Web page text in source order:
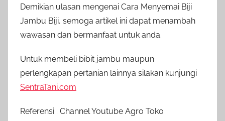
Demikian ulasan mengenai Cara Menyemai Biji
Jambu Biji, semoga artikel ini dapat menambah
wawasan dan bermanfaat untuk anda.
Untuk membeli bibit jambu maupun
perlengkapan pertanian lainnya silakan kunjungi
SentraTani.com
Referensi : Channel Youtube Agro Toko